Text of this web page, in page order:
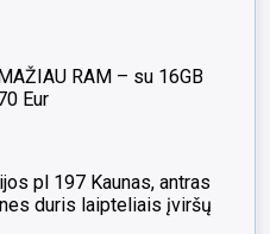
RAM – su 16GB
Eur
pl 197 Kaunas, antras
duris laipteliais įviršų